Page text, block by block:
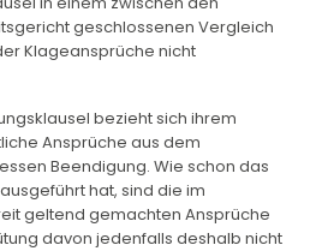
geschlossenen Vergleich
Klageansprüche nicht
bezieht sich ihrem
Ansprüche aus dem
Beendigung. Wie schon das
hat, sind die im
geltend gemachten Ansprüche
davon jedenfalls deshalb nicht